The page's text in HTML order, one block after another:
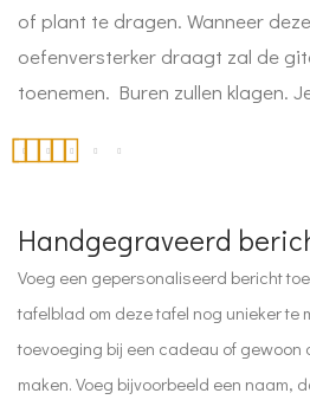
of plant te dragen. Wanneer
oefenversterker draagt zal de
toenemen. Buren zullen klagen.
op
klantbeoordelingen
Handgegraveerd
Voeg een gepersonaliseerd bericht
tafelblad om deze tafel nog unieker te
toevoeging bij een cadeau of gewoon
maken. Voeg bijvoorbeeld een naam,